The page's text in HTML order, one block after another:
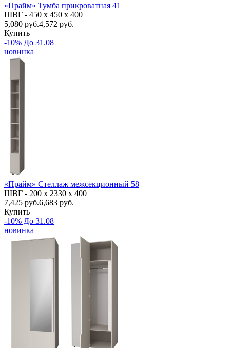
«Прайм» Тумба прикроватная 41
ШВГ - 450 х 450 х 400
5,080 руб.4,572 руб.
Купить
-10% До 31.08
новинка
«Прайм» Стеллаж межсекционный 58
ШВГ - 200 х 2330 х 400
7,425 руб.6,683 руб.
Купить
-10% До 31.08
новинка